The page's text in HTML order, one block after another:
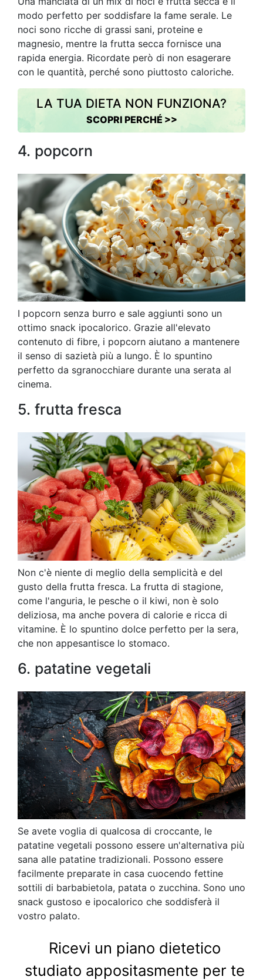
modo perfetto per soddisfare la fame serale. Le
noci sono ricche di grassi sani, proteine e
magnesio, mentre la frutta secca fornisce una
rapida energia. Ricordate però di non esagerare
con le quantità, perché sono piuttosto caloriche.
LA TUA DIETA NON FUNZIONA?
SCOPRI PERCHÉ >>
4. popcorn
I popcorn senza burro e sale aggiunti sono un
ottimo snack ipocalorico. Grazie all'elevato
contenuto di fibre, i popcorn aiutano a mantenere
il senso di sazietà più a lungo. È lo spuntino
perfetto da sgranocchiare durante una serata al
cinema.
5. frutta fresca
Non c'è niente di meglio della semplicità e del
gusto della frutta fresca. La frutta di stagione,
come l'anguria, le pesche o il kiwi, non è solo
deliziosa, ma anche povera di calorie e ricca di
vitamine. È lo spuntino dolce perfetto per la sera,
che non appesantisce lo stomaco.
6. patatine vegetali
Se avete voglia di qualcosa di croccante, le
patatine vegetali possono essere un'alternativa più
sana alle patatine tradizionali. Possono essere
facilmente preparate in casa cuocendo fettine
sottili di barbabietola, patata o zucchina. Sono uno
snack gustoso e ipocalorico che soddisferà il
vostro palato.
Ricevi un piano dietetico
studiato appositasmente per te